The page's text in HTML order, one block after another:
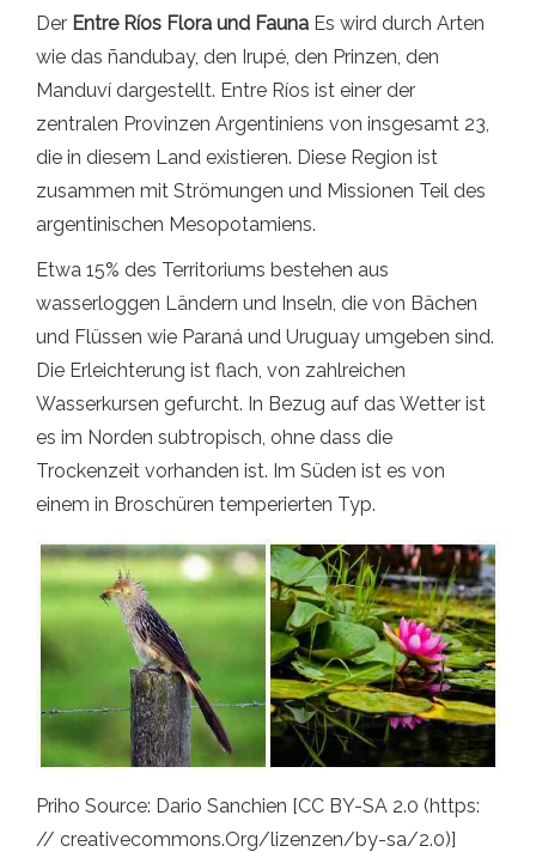
Der Entre Ríos Flora und Fauna Es wird durch Arten
wie das ñandubay, den Irupé, den Prinzen, den
Manduví dargestellt. Entre Ríos ist einer der
zentralen Provinzen Argentiniens von insgesamt 23,
die in diesem Land existieren. Diese Region ist
zusammen mit Strömungen und Missionen Teil des
argentinischen Mesopotamiens.
Etwa 15% des Territoriums bestehen aus
wasserloggen Ländern und Inseln, die von Bächen
und Flüssen wie Paraná und Uruguay umgeben sind.
Die Erleichterung ist flach, von zahlreichen
Wasserkursen gefurcht. In Bezug auf das Wetter ist
es im Norden subtropisch, ohne dass die
Trockenzeit vorhanden ist. Im Süden ist es von
einem in Broschüren temperierten Typ.
Priho Source: Dario Sanchien [CC BY-SA 2.0 (https:
// creativecommons.Org/lizenzen/by-sa/2.0)]